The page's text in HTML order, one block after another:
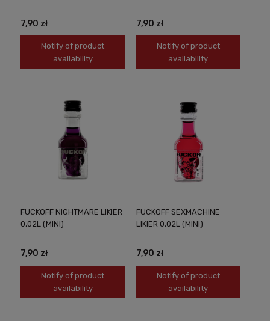
7,90 zł
Notify of product
availability
7,90 zł
Notify of product
availability
FUCKOFF NIGHTMARE LIKIER
0,02L (MINI)
7,90 zł
Notify of product
availability
FUCKOFF SEXMACHINE
LIKIER 0,02L (MINI)
7,90 zł
Notify of product
availability